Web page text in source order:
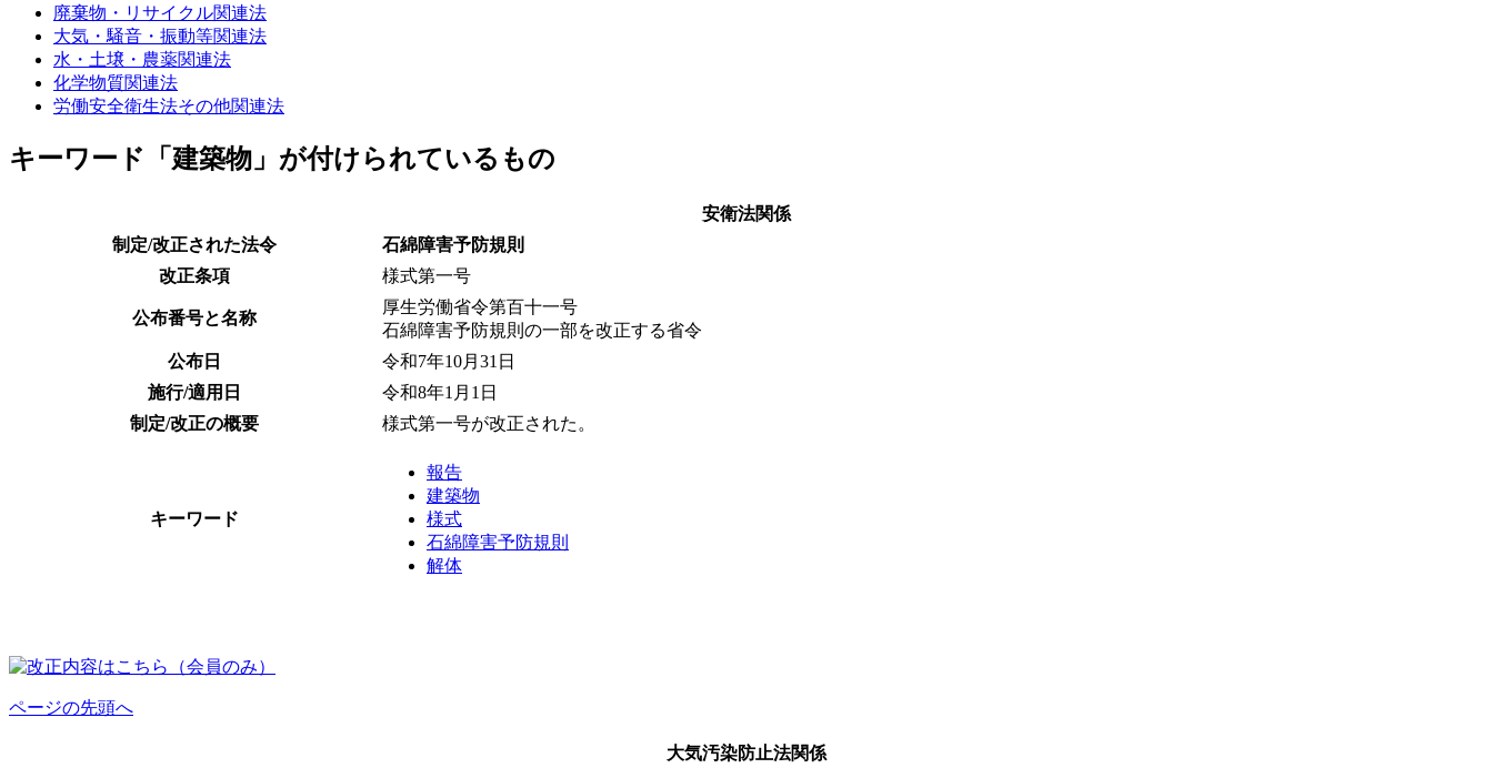
廃棄物・リサイクル関連法
大気・騒音・振動等関連法
水・土壌・農薬関連法
化学物質関連法
労働安全衛生法その他関連法
キーワード「建築物」が付けられているもの
安衛法関係
制定/改正された法令
石綿障害予防規則
改正条項
様式第一号
公布番号と名称
厚生労働省令第百十一号
石綿障害予防規則の一部を改正する省令
公布日
令和7年10月31日
施行/適用日
令和8年1月1日
制定/改正の概要
様式第一号が改正された。
キーワード
報告
建築物
様式
石綿障害予防規則
解体
ページの先頭へ
大気汚染防止法関係